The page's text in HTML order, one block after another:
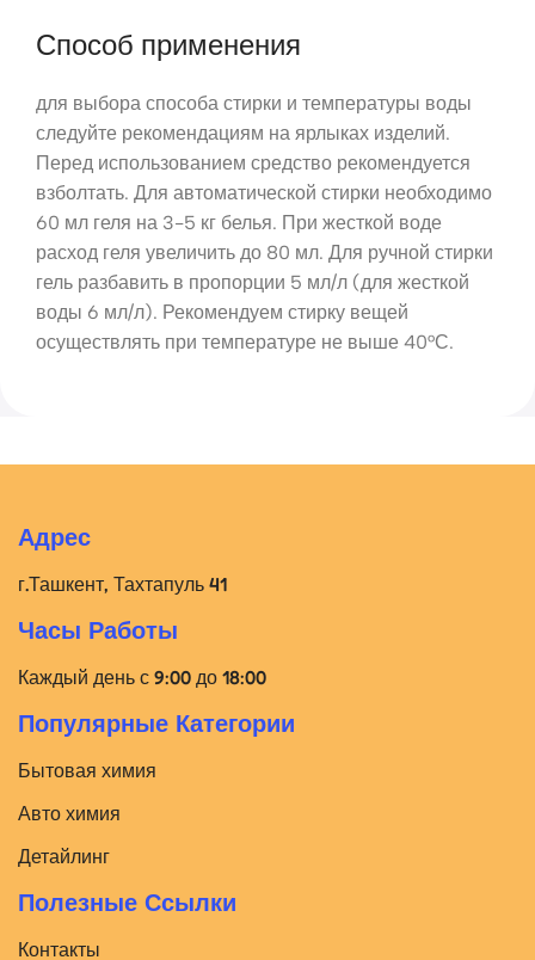
Способ применения
для выбора способа стирки и температуры воды
следуйте рекомендациям на ярлыках изделий.
Перед использованием средство рекомендуется
взболтать. Для автоматической стирки необходимо
60 мл геля на 3-5 кг белья. При жесткой воде
расход геля увеличить до 80 мл. Для ручной стирки
гель разбавить в пропорции 5 мл/л (для жесткой
воды 6 мл/л). Рекомендуем стирку вещей
осуществлять при температуре не выше 40°С.
Адрес
г.Ташкент, Тахтапуль 41
Часы Работы
Каждый день с 9:00 до 18:00
Популярные Категории
Бытовая химия
Авто химия
Детайлинг
Полезные Ссылки
Контакты